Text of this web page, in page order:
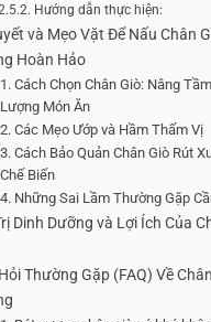
Hướng dẫn thực hiện:
và Mẹo Vặt Để Nấu Chân
Hoàn Hảo
1. Cách Chọn Chân Giò: Nâng
Lượng Món Ăn
2. Các Mẹo Ướp và Hầm Thấm Vị
3. Cách Bảo Quản Chân Giò Rút
Chế Biến
4. Những Sai Lầm Thường Gặp
Dinh Dưỡng và Lợi Ích Của
Thường Gặp (FAQ) Về